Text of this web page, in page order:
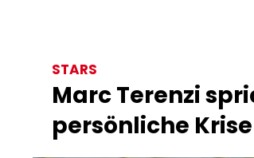
STARS
Marc Terenzi
persönliche Krise